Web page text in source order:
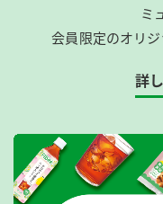
ミ
会員限定のオリ
詳